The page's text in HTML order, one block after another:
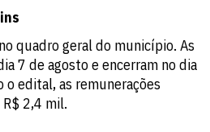
quadro geral do município. As
7 de agosto e encerram no dia
edital, as remunerações
2,4 mil.